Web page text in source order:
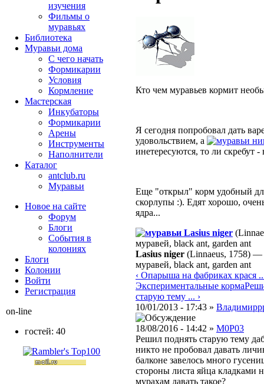
Кто чем муравьев кормит
Я сегодня попробовал дать
удовольствием, а
инетересуются, то ли скребут
Еще "открыл" корм удобный
скорлупы :). Едят хорошо,
ядра...
Lasius niger
муравей, black ant, garden ant
Lasius niger (Linnaeus, 1758) —
муравей, black ant, garden ant
‹ Опарыша на фабриках крася
Экспериментальные корма
старую тему ... ›
10/01/2013 - 17:43 »
18/08/2016 - 14:42 » M0P03
Решил поднять старую тему
никто не пробовал давать
балконе завелось много
стороны листа яйца кладками
мурахам давать такое?
изучения
Фильмы о
муравьях
Библиотека
Муравьи дома
С чего начать
Формикарии
Условия
Кормление
Мастерская
Инкубаторы
Формикарии
Арены
Инструменты
Наполнители
Каталог
antclub.ru
Муравьи
Новое на сайте
Форум
Блоги
События в
колониях
Блоги
Колонии
Войти
Peгиcтpaция
on-line
гостей: 40